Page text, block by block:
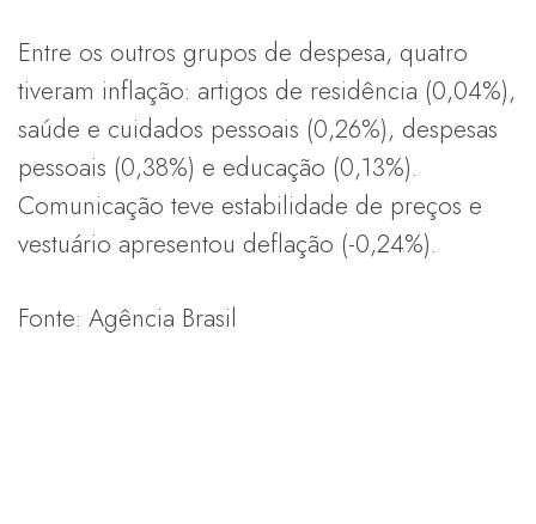
Entre os outros grupos de despesa, quatro
tiveram inflação: artigos de residência (0,04%),
saúde e cuidados pessoais (0,26%), despesas
pessoais (0,38%) e educação (0,13%).
Comunicação teve estabilidade de preços e
vestuário apresentou deflação (-0,24%).
Fonte: Agência Brasil